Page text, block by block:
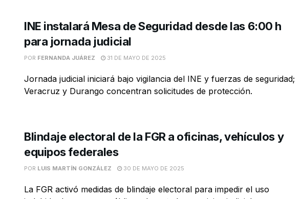
INE instalará Mesa de Seguridad desde las 6:00 h
para jornada judicial
POR FERNANDA JUÁREZ 31 DE MAYO DE 2025
Jornada judicial iniciará bajo vigilancia del INE y fuerzas de seguridad;
Veracruz y Durango concentran solicitudes de protección.
Blindaje electoral de la FGR a oficinas, vehículos y
equipos federales
POR LUIS MARTÍN GONZÁLEZ 30 DE MAYO DE 2025
La FGR activó medidas de blindaje electoral para impedir el uso